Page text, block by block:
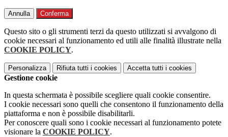
Annulla Conferma
Questo sito o gli strumenti terzi da questo utilizzati si avvalgono di
cookie necessari al funzionamento ed utili alle finalità illustrate nella
COOKIE POLICY.
Personalizza Rifiuta tutti i cookies Accetta tutti i cookies
Gestione cookie
In questa schermata è possibile scegliere quali cookie consentire.
I cookie necessari sono quelli che consentono il funzionamento della
piattaforma e non è possibile disabilitarli.
Per conoscere quali sono i cookie necessari al funzionamento potete
visionare la COOKIE POLICY.